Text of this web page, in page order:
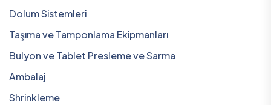
Dolum Sistemleri
Taşıma ve Tamponlama Ekipmanları
Bulyon ve Tablet Presleme ve Sarma
Ambalaj
Shrinkleme